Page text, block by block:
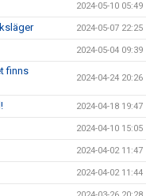
2024-05-10 05:49
2024-05-07 22:25
2024-05-04 09:39
finns
2024-04-24 20:26
2024-04-18 19:47
2024-04-10 15:05
2024-04-02 11:47
2024-04-02 11:44